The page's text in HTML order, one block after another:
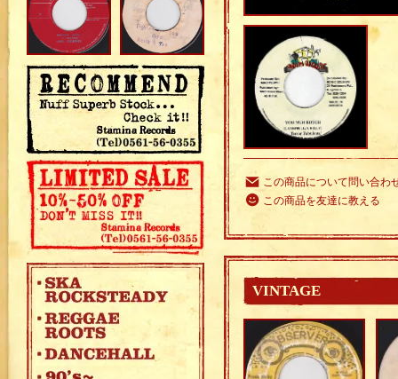
この商品について問い合わ
この商品を友達に教える
VINTAGE